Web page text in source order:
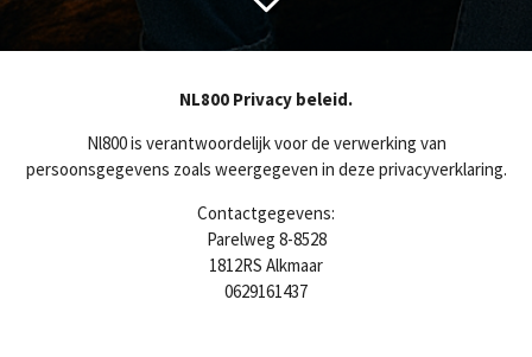
NL800 Privacy beleid.
Nl800 is verantwoordelijk voor de verwerking van
persoonsgegevens zoals weergegeven in deze privacyverklaring.
Contactgegevens:
Parelweg 8-8528
1812RS Alkmaar
0629161437